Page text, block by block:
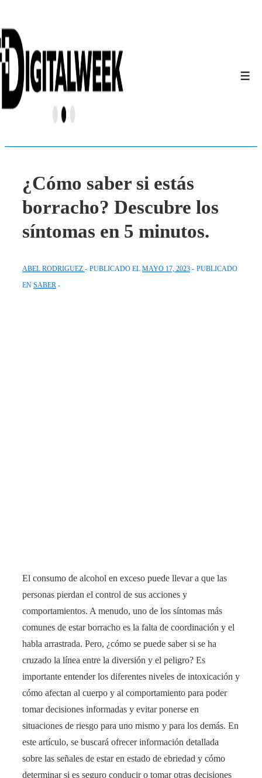
Saltar
al
contenido
principal
¿Cómo saber si estás
borracho? Descubre los
síntomas en 5 minutos.
ABEL RODRIGUEZ PUBLICADO EL MAYO 17, 2023
PUBLICADO
EN SABER
El consumo de alcohol en exceso puede llevar a que las
personas pierdan el control de sus acciones y
comportamientos. A menudo, uno de los síntomas más
comunes de estar borracho es la falta de coordinación y el
habla arrastrada. Pero, ¿cómo se puede saber si se ha
cruzado la línea entre la diversión y el peligro? Es
importante entender los diferentes niveles de intoxicación y
cómo afectan al cuerpo y al comportamiento para poder
tomar decisiones informadas y evitar ponerse en
situaciones de riesgo para uno mismo y para los demás. En
este artículo, se buscará ofrecer información detallada
sobre las señales de estar en estado de ebriedad y cómo
determinar si es seguro conducir o tomar otras decisiones